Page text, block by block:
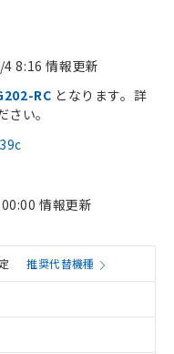
8:16 情報更新
RC となります。詳
い。
情報更新
推奨代替機種